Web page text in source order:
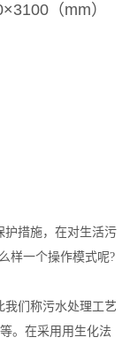
（mm）
措施，在对生活污
样一个操作模式呢?
们称污水处理工艺
。在采用用生化法